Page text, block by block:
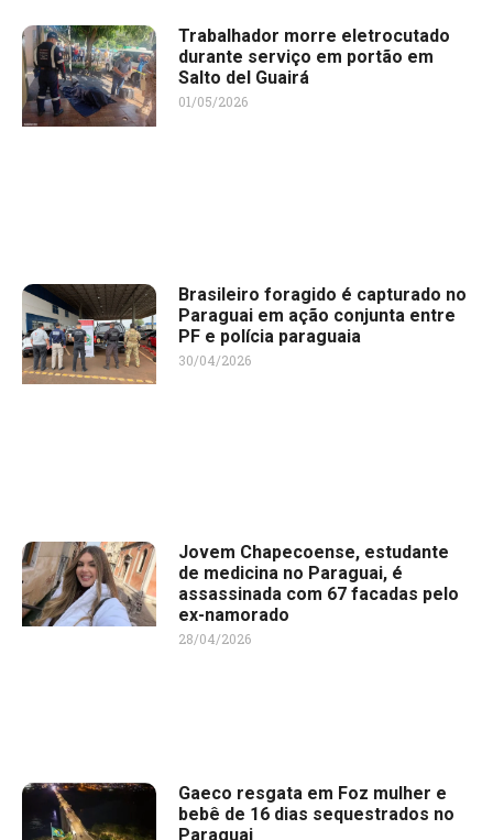
Trabalhador morre eletrocutado
durante serviço em portão em
Salto del Guairá
01/05/2026
Brasileiro foragido é capturado no
Paraguai em ação conjunta entre
PF e polícia paraguaia
30/04/2026
Jovem Chapecoense, estudante
de medicina no Paraguai, é
assassinada com 67 facadas pelo
ex-namorado
28/04/2026
Gaeco resgata em Foz mulher e
bebê de 16 dias sequestrados no
Paraguai